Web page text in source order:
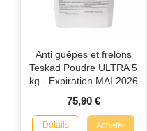
Anti guêpes et frelons
Teskad Poudre ULTRA 5
kg - Expiration MAI 2026
75,90 €
Détails Acheter